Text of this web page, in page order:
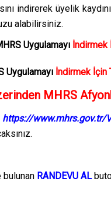
indirerek üyelik
alabilirsiniz.
Uygulamayı İndirmek
Uygulamayı İndirmek İçin
MHRS
https://www.mhrs.gov.tr/
bulunan RANDEVU AL